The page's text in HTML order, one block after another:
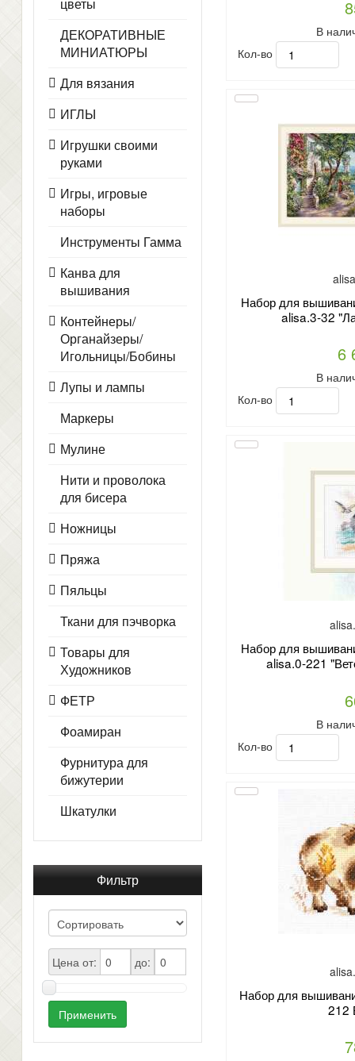
ДЕКОРАТИВНЫЕ
МИНИАТЮРЫ
Для вязания
ИГЛЫ
Игрушки своими
руками
Игры, игровые
наборы
Инструменты Гамма
Канва для
вышивания
Контейнеры/
Органайзеры/
Игольницы/Бобины
Лупы и лампы
Маркеры
Мулине
Нити и проволока
для бисера
Ножницы
Пряжа
Пяльцы
Ткани для пэчворка
Товары для
Художников
ФЕТР
Фоамиран
Фурнитура для
бижутерии
Шкатулки
Фильтр
Цена от: до:
Применить
В
Кол-во
Набор для
alisa.3-32
6
В
Кол-во
Набор для
alisa.0-221
В
Кол-во
Набор для
212